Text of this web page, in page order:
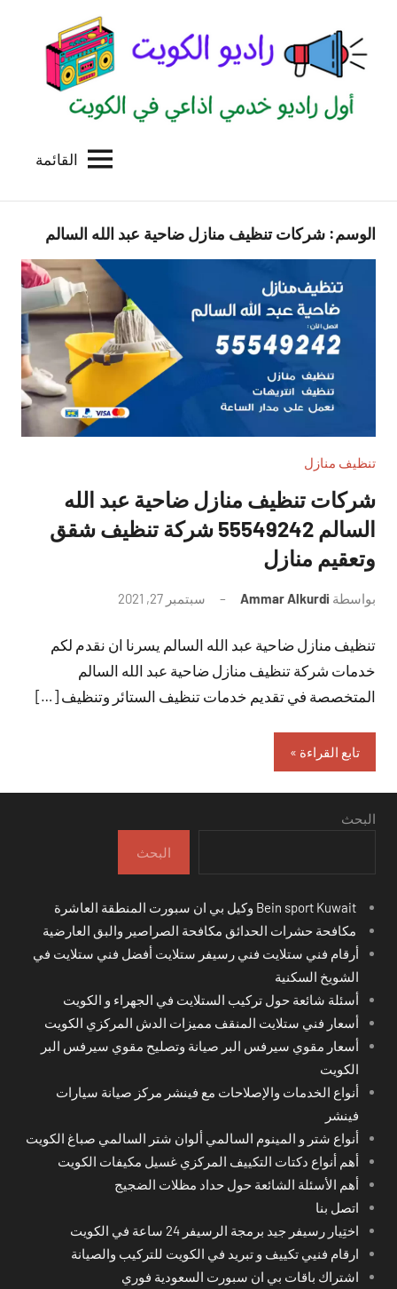
المحتوى
الكويت
للاعلانات
القائمة
الوسم: شركات تنظيف منازل ضاحية عبد الله السالم
تنظيف منازل
شركات تنظيف منازل ضاحية عبد الله
السالم 55549242 شركة تنظيف شقق
وتعقيم منازل
بواسطة Ammar Alkurdi سبتمبر 27, 2021
تعليقات
تنظيف منازل ضاحية عبد الله السالم يسرنا ان نقدم لكم
خدمات شركة تنظيف منازل ضاحية عبد الله السالم
المتخصصة في تقديم خدمات تنظيف الستائر وتنظيف […]
تابع القراءة
البحث
البحث
مكافحة حشرات الحدائق مكافحة الصراصير والبق العارضية
أرقام فني ستلايت فني رسيفر ستلايت أفضل فني ستلايت في
الشويخ السكنية
أسئلة شائعة حول تركيب الستلايت في الجهراء و الكويت
أسعار فني ستلايت المنقف مميزات الدش المركزي الكويت
أسعار مقوي سيرفس البر صيانة وتصليح مقوي سيرفس البر
الكويت
أنواع الخدمات والإصلاحات مع فينشر مركز صيانة سيارات
فينشر
أنواع شتر و المينوم السالمي ألوان شتر السالمي صباغ الكويت
أهم أنواع دكتات التكييف المركزي غسيل مكيفات الكويت
أهم الأسئلة الشائعة حول حداد مظلات الضجيج
اتصل بنا
اختِيار رسيفر جيد برمجة الرسيفر 24 ساعة في الكويت
ارقام فنيي تكييف و تبريد في الكويت للتركيب والصيانة
اشتراك باقات بي ان سبورت السعودية فوري